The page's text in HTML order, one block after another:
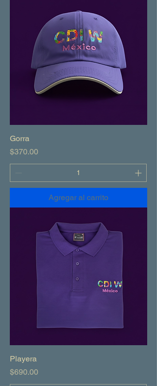
Gorra
Precio
$370.00
Agregar al carrito
Playera
Precio
$690.00